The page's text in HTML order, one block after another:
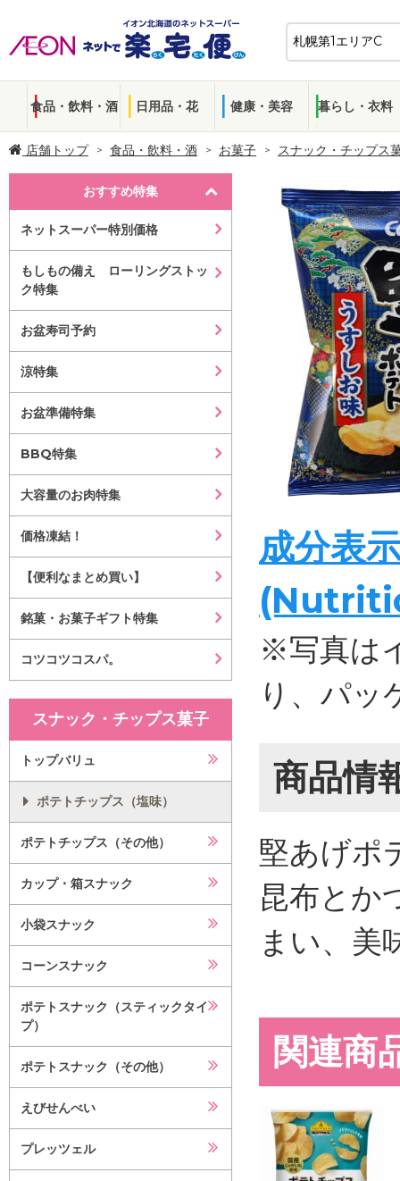
食品・飲料・酒 日用品・花 健康・美容 暮らし・衣料
店舗トップ 食品・飲料・酒 お菓子 スナック・チップス
おすすめ特集
ネットスーパー特別価格
もしもの備え ローリングストッ
ク特集
お盆寿司予約
涼特集
お盆準備特集
BBQ特集
大容量のお肉特集
価格凍結！
【便利なまとめ買い】
銘菓・お菓子ギフト特集
コツコツコスパ。
スナック・チップス菓子
トップバリュ
ポテトチップス（塩味）
ポテトチップス（その他）
カップ・箱スナック
小袋スナック
コーンスナック
ポテトスナック（スティックタイ
プ）
ポテトスナック（その他）
えびせんべい
プレッツェル
成分表
※写真は
り、パッ
商品情
堅あげポ
昆布とか
まい、美
関連商